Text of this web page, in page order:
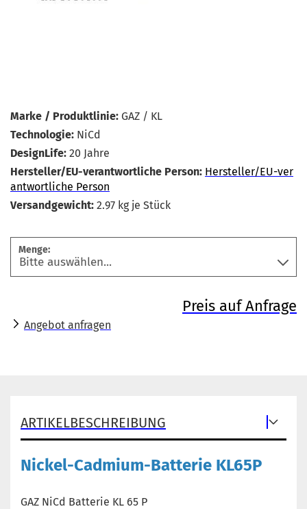
Marke / Produktlinie: GAZ / KL
Technologie: NiCd
DesignLife: 20 Jahre
Hersteller/EU-verantwortliche Person: Hersteller/EU-ver
antwortliche Person
Versandgewicht: 2.97 kg je Stück
Menge:
Preis auf Anfrage
Angebot anfragen
ARTIKELBESCHREIBUNG
Nickel-Cadmium-Batterie KL65P
GAZ NiCd Batterie KL 65 P